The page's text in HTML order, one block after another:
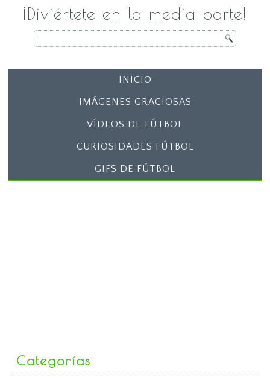
¡Diviértete en la media parte!
INICIO
IMÁGENES GRACIOSAS
VÍDEOS DE FÚTBOL
CURIOSIDADES FÚTBOL
GIFS DE FÚTBOL
Categorías